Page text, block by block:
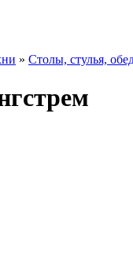
» Столы, стулья,